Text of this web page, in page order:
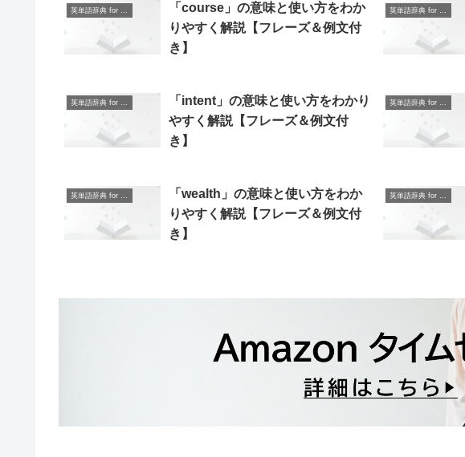
「course」の意味と使い方をわか
りやすく解説【フレーズ＆例文付
き】
英単語辞典 for Beginners
「intent」の意味と使い方をわかり
やすく解説【フレーズ＆例文付
き】
英単語辞典 for Beginners
英単語辞典 for Beginners
「wealth」の意味と使い方をわか
りやすく解説【フレーズ＆例文付
き】
英単語辞典 for Beginners